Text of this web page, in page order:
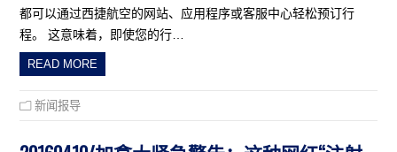
都可以通过西捷航空的网站、应用程序或客服中心轻松预订行
程。 这意味着，即使您的行…
READ MORE
新闻报导